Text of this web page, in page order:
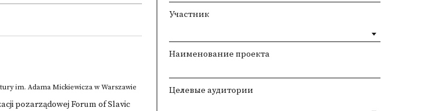
im. Adama Mickiewicza w Warszawie
pozarządowej Forum of Slavic
Участник
Наименование проекта
Целевые аудитории